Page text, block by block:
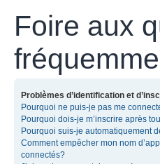
Foire aux
Problèmes d’identification et
Pourquoi ne puis-je pas me
Pourquoi dois-je m’inscrire après
Pourquoi suis-je automatiquement
Comment empêcher mon nom
connectés?